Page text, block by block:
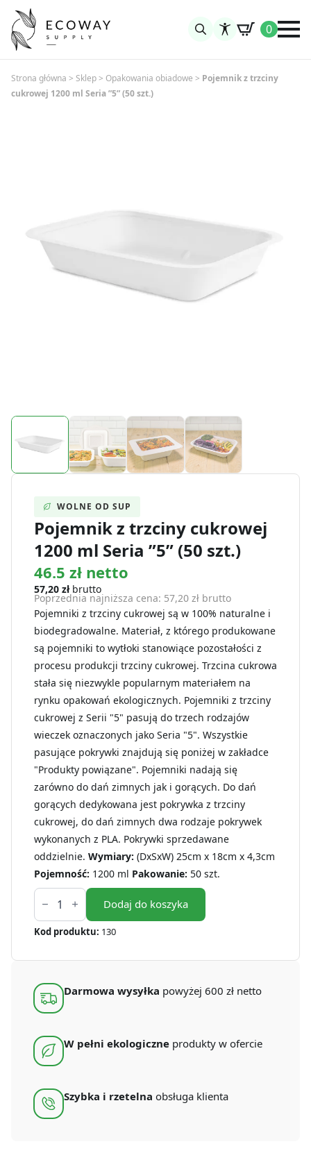
0
Strona główna > Sklep> Opakowania obiadowe > Pojemnik z trzciny
cukrowej 1200 ml Seria ”5” (50 szt.)
WOLNE OD SUP
Pojemnik z trzciny cukrowej
1200 ml Seria ”5” (50 szt.)
46.5 zł netto
57,20 złbrutto
Poprzednia najniższa cena: 57,20 zł brutto
Pojemniki z trzciny cukrowej są w 100% naturalne i
biodegradowalne. Materiał, z którego produkowane
są pojemniki to wytłoki stanowiące pozostałości z
procesu produkcji trzciny cukrowej. Trzcina cukrowa
stała się niezwykle popularnym materiałem na
rynku opakowań ekologicznych. Pojemniki z trzciny
cukrowej z Serii "5" pasują do trzech rodzajów
wieczek oznaczonych jako Seria "5". Wszystkie
pasujące pokrywki znajdują się poniżej w zakładce
"Produkty powiązane". Pojemniki nadają się
zarówno do dań zimnych jak i gorących. Do dań
gorących dedykowana jest pokrywka z trzciny
cukrowej, do dań zimnych dwa rodzaje pokrywek
wykonanych z PLA. Pokrywki sprzedawane
oddzielnie. Wymiary: (DxSxW) 25cm x 18cm x 4,3cm
Pojemność: 1200 ml Pakowanie: 50 szt.
ilość
Pojemnik
z
trzciny
cukrowej
ml
”5”
(50
szt.)
Dodaj do koszyka
Kod produktu: 130
Darmowa wysyłka powyżej 600 zł netto
W pełni ekologiczne produkty w ofercie
Szybka i rzetelna obsługa klienta